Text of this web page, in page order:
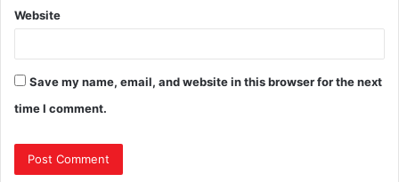
Website
Save my name, email, and website in this browser for the next
time I comment.